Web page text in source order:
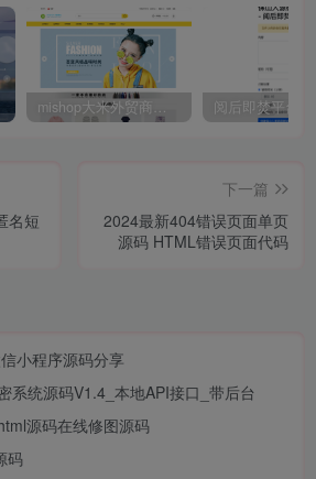
mishop大米外贸商城系统133种语言版本
名短
下一篇
2024最新404错误页面单页
源码 HTML错误页面代码
小程序源码分享
系统源码V1.4_本地API接口_带后台
源码在线修图源码
码